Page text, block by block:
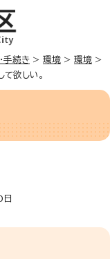
手続き > 環境 > 環境 >
て欲しい。